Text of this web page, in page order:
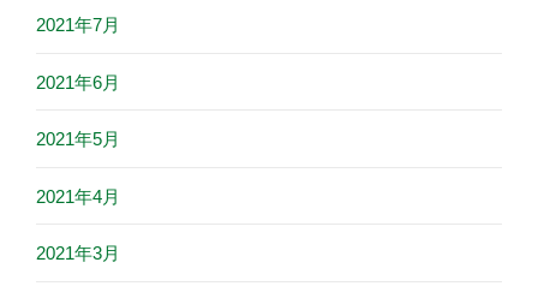
2021年7月
2021年6月
2021年5月
2021年4月
2021年3月